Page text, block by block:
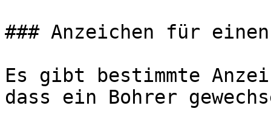
### Anzeichen für
Es gibt bestimmte
dass ein Bohrer